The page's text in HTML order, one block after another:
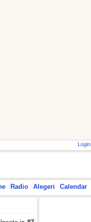
Login
Radio Alegeri Calendar